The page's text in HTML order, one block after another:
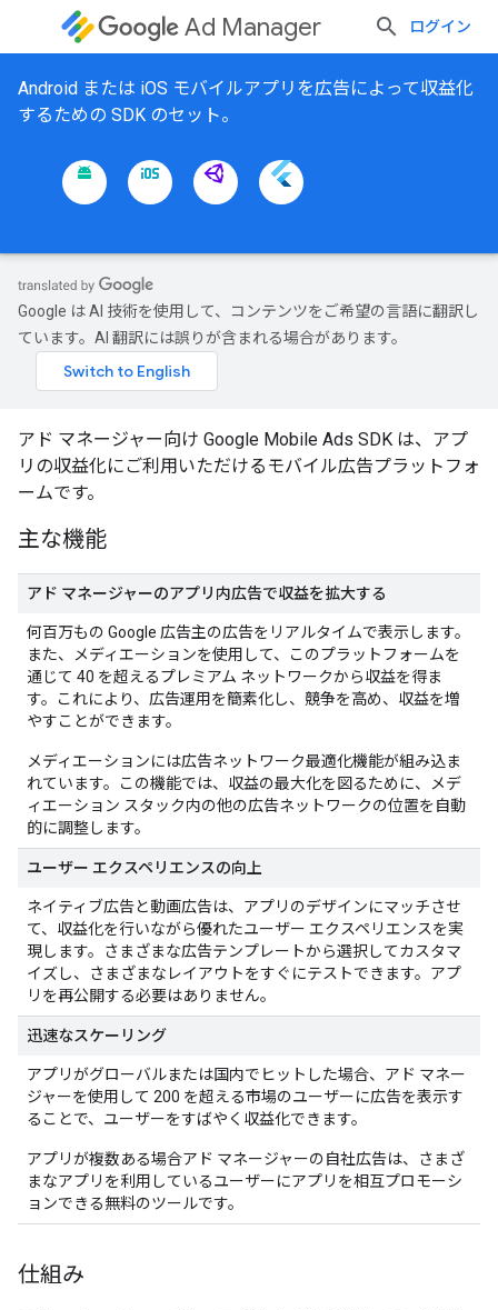
Ad Manager ログイン
Android または iOS モバイルアプリを広告によって収益化
するための SDK のセット。
Google は AI 技術を使用して、コンテンツをご希望の言語に翻訳し
ています。AI 翻訳には誤りが含まれる場合があります。
アド マネージャー向け Google Mobile Ads SDK は、アプ
リの収益化にご利用いただけるモバイル広告プラットフォ
ームです。
主な機能
アド マネージャーのアプリ内広告で収益を拡大する
何百万もの Google 広告主の広告をリアルタイムで表示します。
また、メディエーションを使用して、このプラットフォームを
通じて 40 を超えるプレミアム ネットワークから収益を得ま
す。これにより、広告運用を簡素化し、競争を高め、収益を増
やすことができます。
メディエーションには広告ネットワーク最適化機能が組み込ま
れています。この機能では、収益の最大化を図るために、メデ
ィエーション スタック内の他の広告ネットワークの位置を自動
的に調整します。
ユーザー エクスペリエンスの向上
ネイティブ広告と動画広告は、アプリのデザインにマッチさせ
て、収益化を行いながら優れたユーザー エクスペリエンスを実
現します。さまざまな広告テンプレートから選択してカスタマ
イズし、さまざまなレイアウトをすぐにテストできます。アプ
リを再公開する必要はありません。
迅速なスケーリング
アプリがグローバルまたは国内でヒットした場合、アド マネー
ジャーを使用して 200 を超える市場のユーザーに広告を表示す
ることで、ユーザーをすばやく収益化できます。
アプリが複数ある場合アド マネージャーの自社広告は、さまざ
まなアプリを利用しているユーザーにアプリを相互プロモーシ
ョンできる無料のツールです。
仕組み